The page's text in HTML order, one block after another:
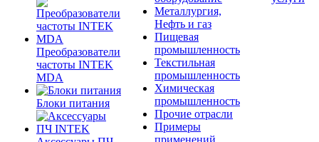
Преобразователи
частоты INTEK
MDA
Блоки питания
Металлургия,
Нефть и газ
Пищевая
промышленность
Текстильная
промышленность
Химическая
промышленность
Прочие отрасли
Примеры
применений